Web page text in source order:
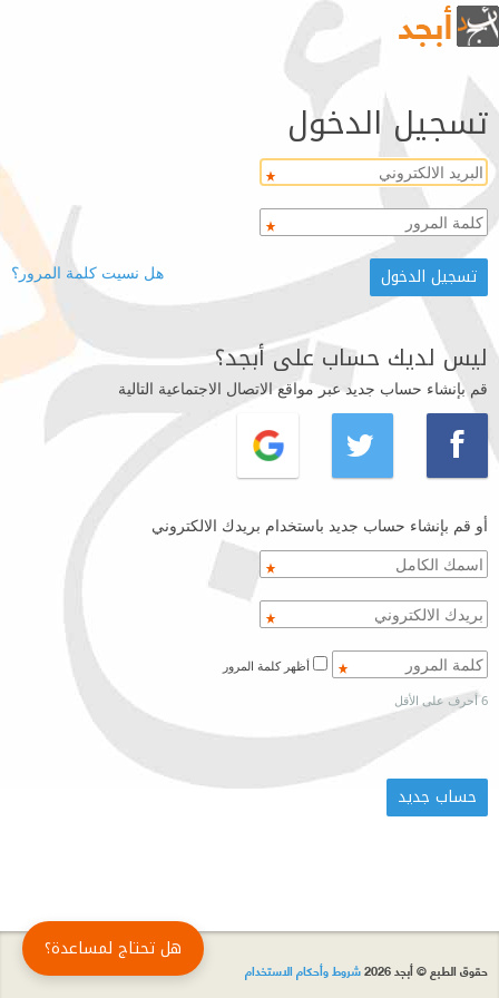
تسجيل الدخول
هل نسيت كلمة المرور؟
ليس لديك حساب على أبجد؟
قم بإنشاء حساب جديد عبر مواقع الاتصال الاجتماعية التالية
أو قم بإنشاء حساب جديد باستخدام بريدك الالكتروني
6 أحرف على الأقل
حقوق الطبع © أبجد 2026 شروط وأحكام الاستخدام
هل تحتاج لمساعدة؟